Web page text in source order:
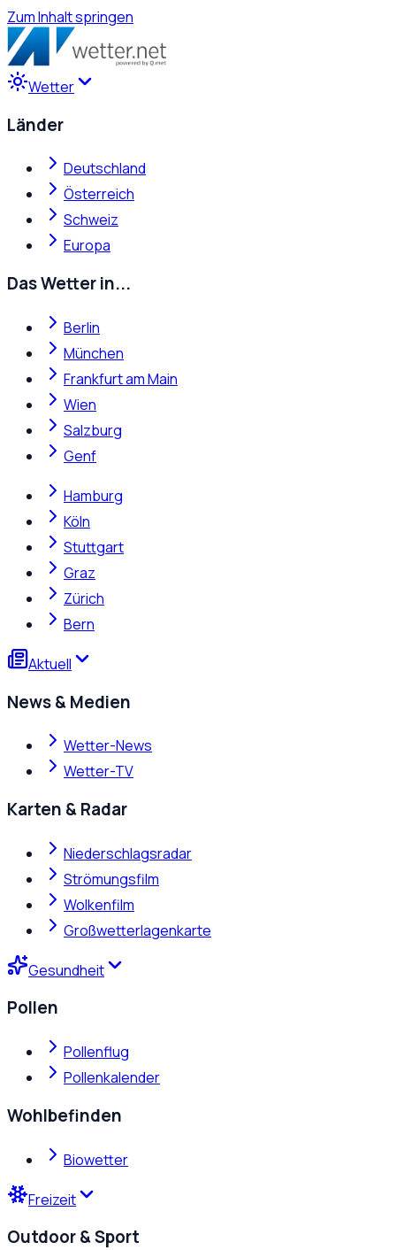
Zum Inhalt springen
Wetter
Länder
Deutschland
Österreich
Schweiz
Europa
Das Wetter in...
Berlin
München
Frankfurt am Main
Wien
Salzburg
Genf
Hamburg
Köln
Stuttgart
Graz
Zürich
Bern
Aktuell
News & Medien
Wetter-News
Wetter-TV
Karten & Radar
Niederschlagsradar
Strömungsfilm
Wolkenfilm
Großwetterlagenkarte
Gesundheit
Pollen
Pollenflug
Pollenkalender
Wohlbefinden
Biowetter
Freizeit
Outdoor & Sport